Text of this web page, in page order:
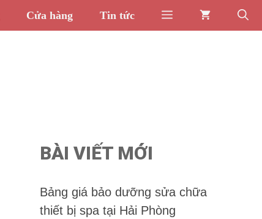
Cửa hàng Tin tức
BÀI VIẾT MỚI
Bảng giá bảo dưỡng sửa chữa
thiết bị spa tại Hải Phòng